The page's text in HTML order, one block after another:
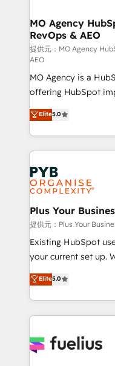
architectures that
performance. - Multi-object CRM migration, cleanup,
and
integrations across
object setup, CMS
- Dashboards,
nurturing sequences.
Marketing, Sales,
Ongoing
scalable retainers. Let’s make HubSpot your most
powerful growth
drive results.
MO Agency
RevOps & AEO
提供元：MO Agency
AEO
MO Agency is a
offering HubSpot
automation, CRM
architecture, sales
lead scoring and
Salesforce and
Marketing, Answer
Generative Engine
HubSpot Content
B2B SEO, paid media, and
enterprise and
technology,
and industrial
implementations delivered. AI
across ChatGPT,
Innovation HubSpot
Migration Excellence
Elite5.0
Plus Your
提供元：Plus Your
Existing HubSpot
your current set up. Want HubSpot Onboarding?
We'll customise your
processes. Welcome to our Profile! We can help
with... • CRM
and team training •
Custom API integrations A little about us... •
Elite5.0